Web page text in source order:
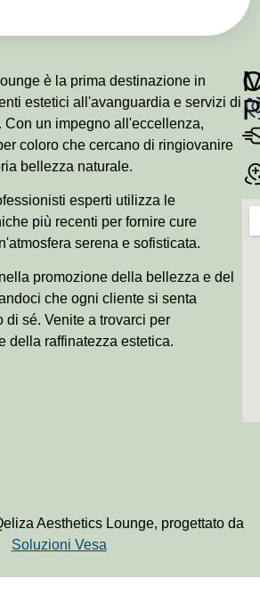
è la prima destinazione in
estetici all'avanguardia e servizi di
Con un impegno all'eccellenza,
coloro che cercano di ringiovanire
bellezza naturale.
esperti utilizza le
più recenti per fornire cure
serena e sofisticata.
promozione della bellezza e del
che ogni cliente si senta
di sé. Venite a trovarci per
della raffinatezza estetica.
Aesthetics Lounge, progettato da
Soluzioni Vesa